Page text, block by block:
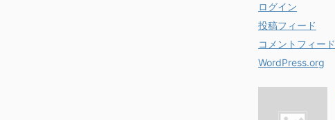
ログイン
投稿フィード
コメントフィード
WordPress.org